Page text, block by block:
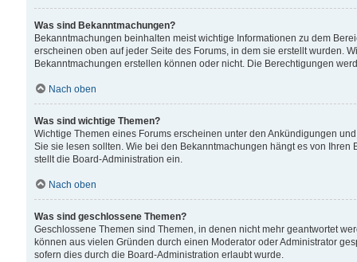
Was sind Bekanntmachungen?
Bekanntmachungen beinhalten meist wichtige Informationen zu dem
erscheinen oben auf jeder Seite des Forums, in dem sie erstellt wurden.
Bekanntmachungen erstellen können oder nicht. Die Berechtigungen
Nach oben
Was sind wichtige Themen?
Wichtige Themen eines Forums erscheinen unter den Ankündigungen
Sie sie lesen sollten. Wie bei den Bekanntmachungen hängt es von
stellt die Board-Administration ein.
Nach oben
Was sind geschlossene Themen?
Geschlossene Themen sind Themen, in denen nicht mehr geantwortet
können aus vielen Gründen durch einen Moderator oder Administrator
sofern dies durch die Board-Administration erlaubt wurde.